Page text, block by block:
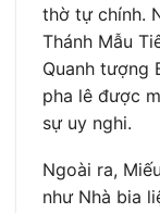
thờ tự chính.
Thánh Mẫu
Quanh tượng
pha lê được
sự uy nghi.
Ngoài ra,
như Nhà bia